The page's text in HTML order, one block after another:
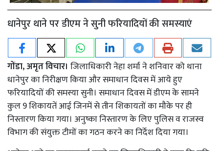
धानेपुर थाने पर डीएम ने सुनी फरियादियों की समस्याएं
गोंडा, अमृत विचार। जिलाधिकारी नेहा शर्मा ने शनिवार को थाना
धानेपुर का निरीक्षण किया और समाधान दिवस में आये हुए
फरियादियों की समस्या सुनी। समाधान दिवस में डीएम के सामने
कुल 9 शिकायतें आई जिनमें से तीन शिकायतों का मौके पर ही
निस्तारण किया गया। अनुष्का निस्तारण के लिए पुलिस व राजस्व
विभाग की संयुक्त टीमों का गठन करने का निर्देश दिया गया।